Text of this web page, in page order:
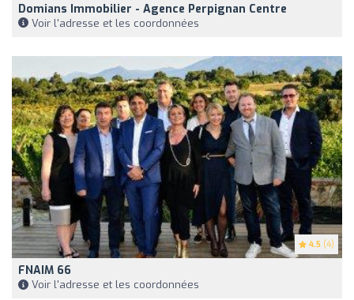
Domians Immobilier - Agence Perpignan Centre
Voir l'adresse et les coordonnées
4.5 (4)
FNAIM 66
Voir l'adresse et les coordonnées